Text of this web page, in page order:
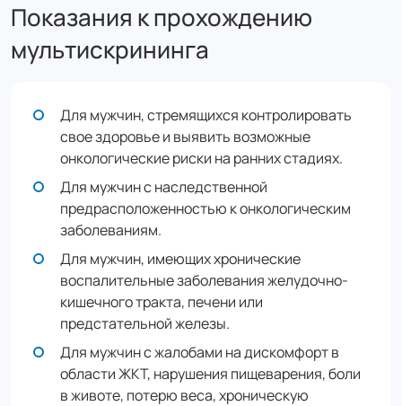
Показания к прохождению
мультискрининга
Для мужчин, стремящихся контролировать
свое здоровье и выявить возможные
онкологические риски на ранних стадиях.
Для мужчин с наследственной
предрасположенностью к онкологическим
заболеваниям.
Для мужчин, имеющих хронические
воспалительные заболевания желудочно-
кишечного тракта, печени или
предстательной железы.
Для мужчин с жалобами на дискомфорт в
области ЖКТ, нарушения пищеварения, боли
в животе, потерю веса, хроническую